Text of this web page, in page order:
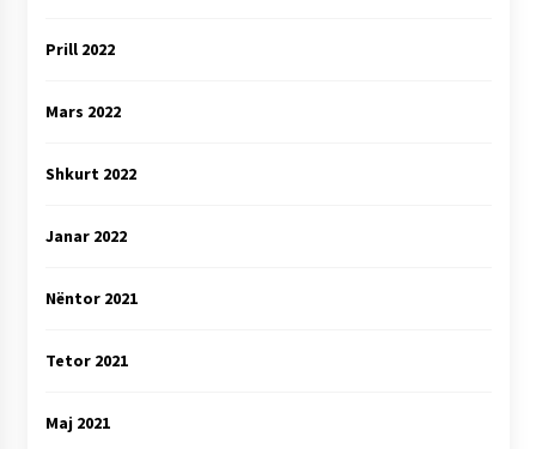
Prill 2022
Mars 2022
Shkurt 2022
Janar 2022
Nëntor 2021
Tetor 2021
Maj 2021